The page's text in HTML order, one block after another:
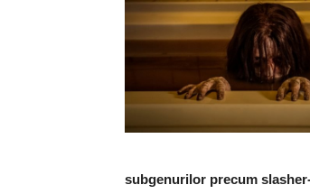
subgenurilor precum